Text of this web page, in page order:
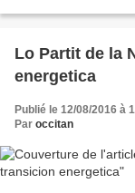
Lo Partit de la
energetica
Publié le 12/08/2016 à
Par occitan